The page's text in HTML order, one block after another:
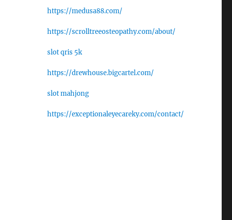
https://medusa88.com/
https://scrolltreeosteopathy.com/about/
slot qris 5k
https://drewhouse.bigcartel.com/
slot mahjong
https://exceptionaleyecareky.com/contact/